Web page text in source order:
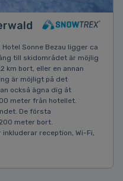
Sonne Bezau ligger ca
till skidområdet är möjlig
km bort, eller en annan
är möjligt på det
också ägna dig åt
meter från hotellet.
De första
meter bort.
reception, Wi-Fi,